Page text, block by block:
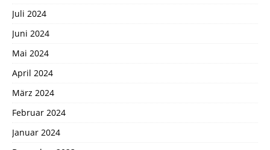
Juli 2024
Juni 2024
Mai 2024
April 2024
März 2024
Februar 2024
Januar 2024